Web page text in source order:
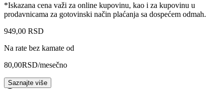
*Iskazana cena važi za online kupovinu, kao i za kupovinu u
prodavnicama za gotovinski način plaćanja sa dospećem odmah.
949,00 RSD
Na rate bez kamate od
80,00RSD/mesečno
Saznajte više